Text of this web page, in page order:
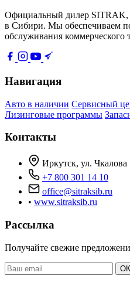
Официальный дилер
в Сибири. Мы обеспечиваем
обслуживания коммерческого
Навигация
Авто в наличии Сервисный
Лизинговые программы
Контакты
Иркутск, ул. Чкалова
+7 800 301 14 10
office@sitraksib.ru
• www.sitraksib.ru
Рассылка
Получайте свежие
Ваш
email
ОК